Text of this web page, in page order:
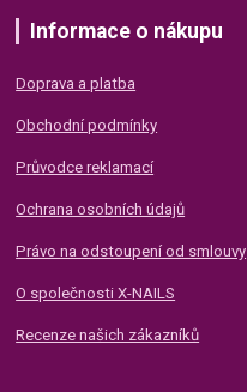
Informace o nákupu
Doprava a platba
Obchodní podmínky
Průvodce reklamací
Ochrana osobních údajů
Právo na odstoupení od smlouvy
O společnosti X-NAILS
Recenze našich zákazníků